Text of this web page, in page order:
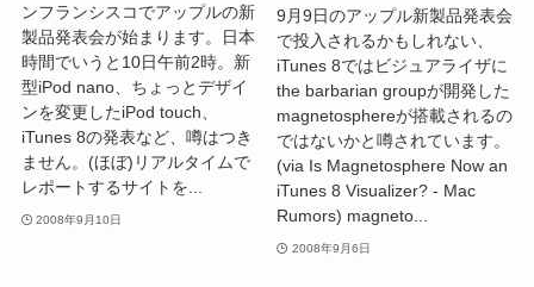
ンフランシスコでアップルの新
製品発表会が始まります。日本
時間でいうと10日午前2時。新
型iPod nano、ちょっとデザイ
ンを変更したiPod touch、
iTunes 8の発表など、噂はつき
ません。(ほぼ)リアルタイムで
レポートするサイトを...
2008年9月10日
9月9日のアップル新製品発表会
で投入されるかもしれない、
iTunes 8ではビジュアライザに
the barbarian groupが開発した
magnetosphereが搭載されるの
ではないかと噂されています。
(via Is Magnetosphere Now an
iTunes 8 Visualizer? - Mac
Rumors) magneto...
2008年9月6日